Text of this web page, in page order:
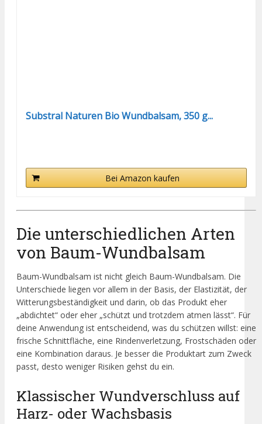
Substral Naturen Bio Wundbalsam, 350 g...
Bei Amazon kaufen
Die unterschiedlichen Arten
von Baum-Wundbalsam
Baum-Wundbalsam ist nicht gleich Baum-Wundbalsam. Die
Unterschiede liegen vor allem in der Basis, der Elastizität, der
Witterungsbeständigkeit und darin, ob das Produkt eher
„abdichtet“ oder eher „schützt und trotzdem atmen lässt“. Für
deine Anwendung ist entscheidend, was du schützen willst: eine
frische Schnittfläche, eine Rindenverletzung, Frostschäden oder
eine Kombination daraus. Je besser die Produktart zum Zweck
passt, desto weniger Risiken gehst du ein.
Klassischer Wundverschluss auf
Harz- oder Wachsbasis